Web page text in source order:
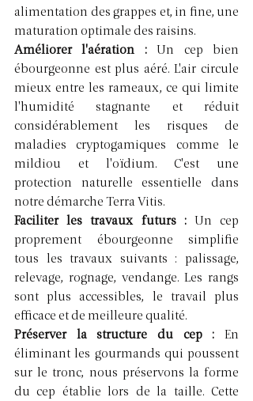
alimentation des grappes et, in fine, une
maturation optimale des raisins.
Améliorer l'aération : Un cep bien
ébourgeonne est plus aéré. L'air circule
mieux entre les rameaux, ce qui limite
l'humidité stagnante et réduit
considérablement les risques de
maladies cryptogamiques comme le
mildiou et l'oïdium. C'est une
protection naturelle essentielle dans
notre démarche Terra Vitis.
Faciliter les travaux futurs : Un cep
proprement ébourgeonne simplifie
tous les travaux suivants : palissage,
relevage, rognage, vendange. Les rangs
sont plus accessibles, le travail plus
efficace et de meilleure qualité.
Préserver la structure du cep : En
éliminant les gourmands qui poussent
sur le tronc, nous préservons la forme
du cep établie lors de la taille. Cette